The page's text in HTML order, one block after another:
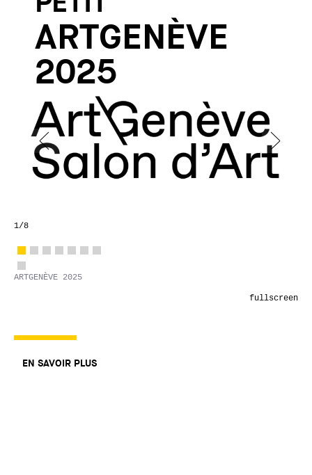
ARTGENÈVE
2025
1/8
ARTGENÈVE 2025
EN SAVOIR PLUS